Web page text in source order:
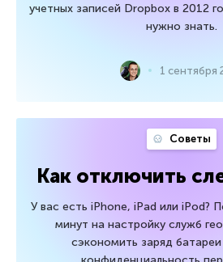
учетных записей Dropbox в 2012
нужно знать.
1 сентября
Советы
Как отключить
У вас есть iPhone, iPad или iPod?
минут на настройку служб
сэкономить заряд